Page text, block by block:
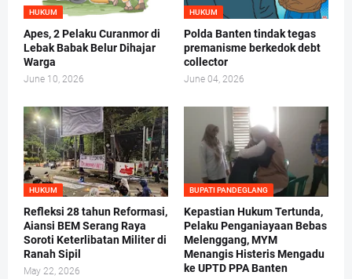
HUKUM
Apes, 2 Pelaku Curanmor di
Lebak Babak Belur Dihajar
Warga
June 10, 2026
HUKUM
Polda Banten tindak tegas
premanisme berkedok debt
collector
June 04, 2026
HUKUM
Refleksi 28 tahun Reformasi,
Aiansi BEM Serang Raya
Soroti Keterlibatan Militer di
Ranah Sipil
May 22, 2026
BUPATI PANDEGLANG
Kepastian Hukum Tertunda,
Pelaku Penganiayaan Bebas
Melenggang, MYM
Menangis Histeris Mengadu
ke UPTD PPA Banten